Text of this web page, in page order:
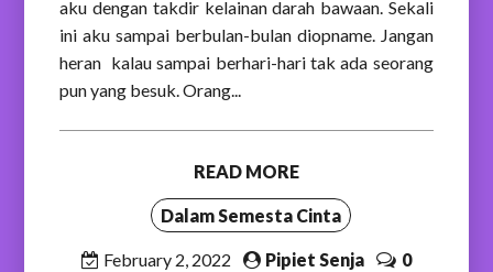
aku dengan takdir kelainan darah bawaan. Sekali
ini aku sampai berbulan-bulan diopname. Jangan
heran kalau sampai berhari-hari tak ada seorang
pun yang besuk. Orang...
READ MORE
Dalam Semesta Cinta
February 2, 2022 Pipiet Senja 0